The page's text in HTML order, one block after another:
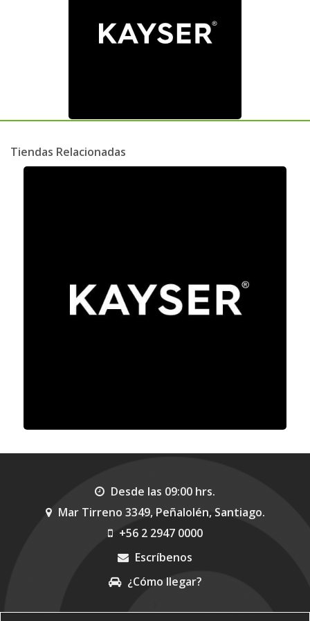
Tiendas Relacionadas
Desde las 09:00 hrs.
Mar Tirreno 3349, Peñalolén, Santiago.
+56 2 2947 0000
Escríbenos
¿Cómo llegar?